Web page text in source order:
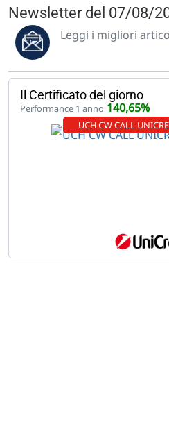
Newsletter del 07/08/
Leggi i migliori
Il Certificato del giorno
Performance 1 anno 140,65%
UCH CW CALL